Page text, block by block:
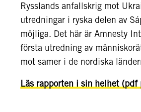
Rysslands anfallskrig mot
utredningar i ryska delen av
möjliga. Det här är Amnesty
första utredning av
mot samer i de nordiska
Läs rapporten i sin helhet (pdf